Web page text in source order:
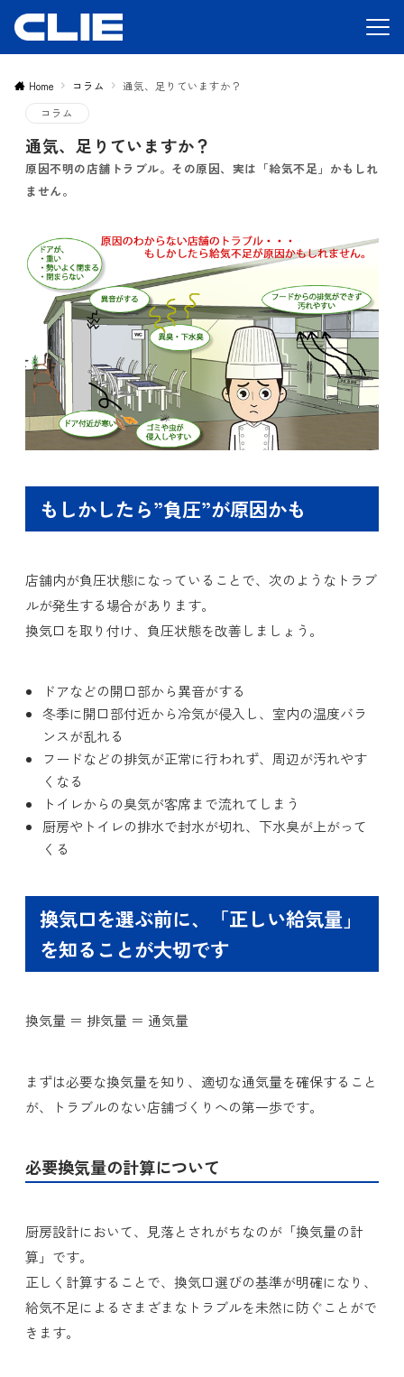
Home コラム
通気、足りていますか？
コラム
通気、足りていますか？
原因不明の店舗トラブル。その原因、実は「給気不足」かもしれ
ません。
もしかしたら”負圧”が原因かも
店舗内が負圧状態になっていることで、次のようなトラブ
ルが発生する場合があります。
換気口を取り付け、負圧状態を改善しましょう。
ドアなどの開口部から異音がする
冬季に開口部付近から冷気が侵入し、室内の温度バラ
ンスが乱れる
フードなどの排気が正常に行われず、周辺が汚れやす
くなる
トイレからの臭気が客席まで流れてしまう
厨房やトイレの排水で封水が切れ、下水臭が上がって
くる
換気口を選ぶ前に、「正しい給気量」
を知ることが大切です
換気量 ＝ 排気量 ＝ 通気量
まずは必要な換気量を知り、適切な通気量を確保すること
が、トラブルのない店舗づくりへの第一歩です。
必要換気量の計算について
厨房設計において、見落とされがちなのが「換気量の計
算」です。
正しく計算することで、換気口選びの基準が明確になり、
給気不足によるさまざまなトラブルを未然に防ぐことがで
きます。